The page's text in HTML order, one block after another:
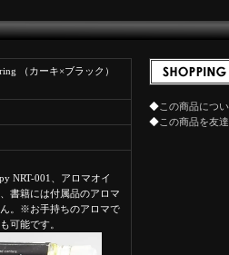
（カーキ×ブラック）
NRT-001、アロマオイ
書籍には付属品のアロマ
。※お手持ちのアロマで
可能です。
◆この商品につ
◆この商品を友